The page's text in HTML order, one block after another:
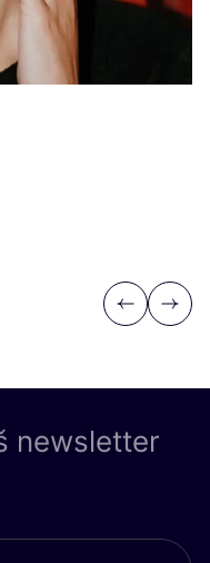
Previous
Next
newsletter